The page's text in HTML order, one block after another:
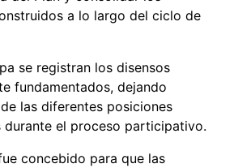
a lo largo del ciclo de
se registran los disensos
fundamentados, dejando
las diferentes posiciones
durante el proceso participativo.
concebido para que las